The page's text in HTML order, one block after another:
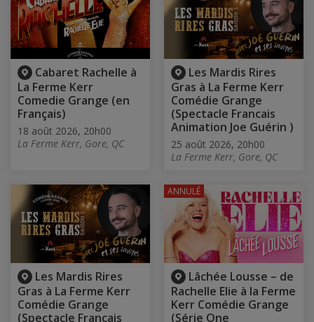
Cabaret Rachelle à
La Ferme Kerr
Comedie Grange (en
Français)
18 août 2026, 20h00
La Ferme Kerr, Gore, QC
Les Mardis Rires
Gras à La Ferme Kerr
Comédie Grange
(Spectacle Francais
Animation Joe Guérin )
25 août 2026, 20h00
La Ferme Kerr, Gore, QC
Les Mardis Rires
Gras à La Ferme Kerr
Comédie Grange
(Spectacle Francais
Lâchée Lousse – de
Rachelle Elie à la Ferme
Kerr Comédie Grange
(Série One
ANNULÉ